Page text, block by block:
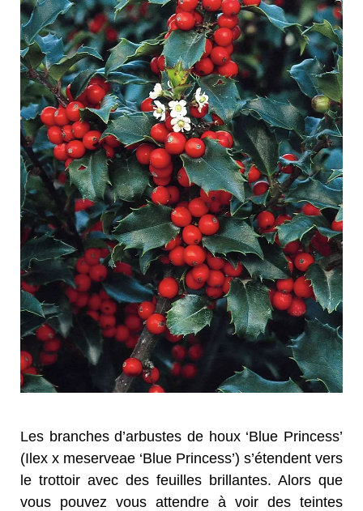
Les branches d’arbustes de houx ‘Blue Princess’
(Ilex x meserveae ‘Blue Princess’) s’étendent vers
le trottoir avec des feuilles brillantes. Alors que
vous pouvez vous attendre à voir des teintes